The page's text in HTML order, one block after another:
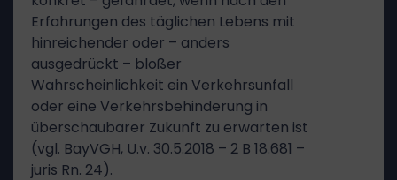
Erfahrungen des täglichen Lebens mit
hinreichender oder – anders
ausgedrückt – bloßer
Wahrscheinlichkeit ein Verkehrsunfall
oder eine Verkehrsbehinderung in
überschaubarer Zukunft zu erwarten ist
(vgl. BayVGH, U.v. 30.5.2018 – 2 B 18.681 –
juris Rn. 24).